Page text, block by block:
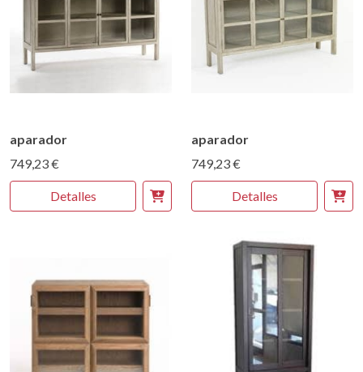
aparador
749,23 €
Detalles
aparador
749,23 €
Detalles